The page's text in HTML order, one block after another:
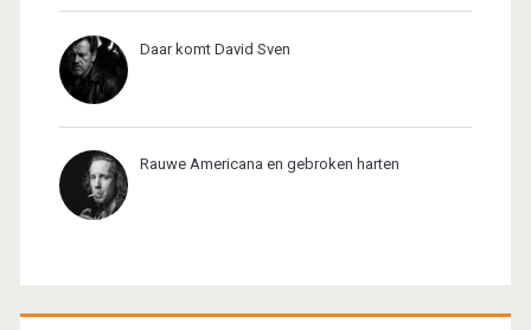
Daar komt David Sven
Rauwe Americana en gebroken harten